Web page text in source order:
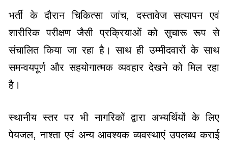
भर्ती के दौरान चिकित्सा जांच, दस्तावेज सत्यापन एवं
शारीरिक परीक्षण जैसी प्रक्रियाओं को सुचारू रूप से
संचालित किया जा रहा है। साथ ही उम्मीदवारों के साथ
समन्वयपूर्ण और सहयोगात्मक व्यवहार देखने को मिल रहा
है।
स्थानीय स्तर पर भी नागरिकों द्वारा अभ्यर्थियों के लिए
पेयजल, नाश्ता एवं अन्य आवश्यक व्यवस्थाएं उपलब्ध कराई